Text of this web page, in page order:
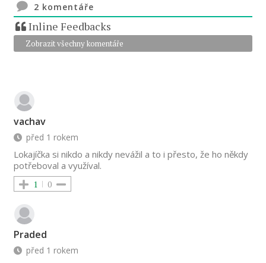
2 komentáře
Inline Feedbacks
Zobrazit všechny komentáře
vachav
před 1 rokem
Lokajíčka si nikdo a nikdy nevážil a to i přesto, že ho někdy
potřeboval a využíval.
1 0
Praded
před 1 rokem